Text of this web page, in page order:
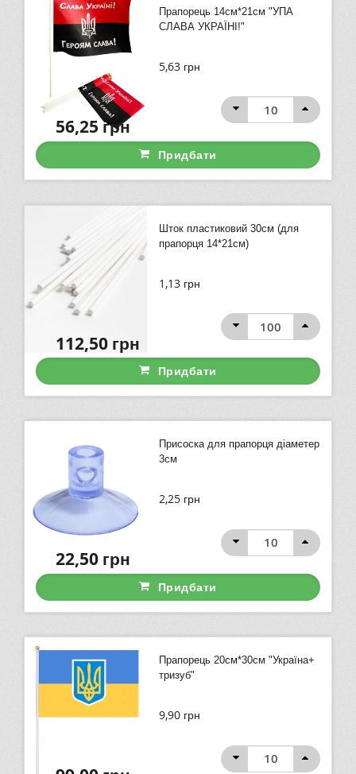
Прапорець 14см*21см "УПА
СЛАВА УКРАЇНІ!"
5,63 грн
56,25грн
Придбати
Шток пластиковий 30см (для
прапорця 14*21см)
1,13 грн
112,50грн
Придбати
Присоска для прапорця діаметер
3см
2,25 грн
22,50грн
Придбати
Прапорець 20см*30см "Україна+
тризуб"
9,90 грн